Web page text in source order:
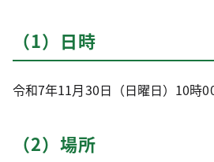
（1）日時
令和7年11月30日（日曜日）10時
（2）場所